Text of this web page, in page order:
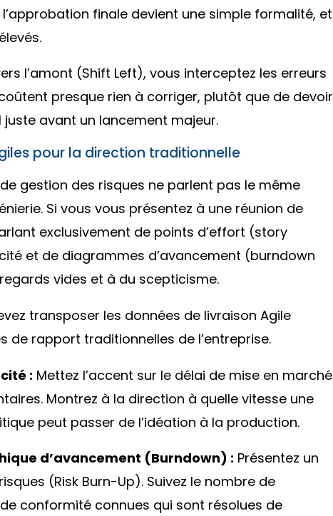
finale devient une simple formalité, et
l’amont (Shift Left), vous interceptez les erreurs
presque rien à corriger, plutôt que de devoir
avant un lancement majeur.
pour la direction traditionnelle
gestion des risques ne parlent pas le même
Si vous vous présentez à une réunion de
exclusivement de points d’effort (story
et de diagrammes d’avancement (burndown
vides et à du scepticisme.
transposer les données de livraison Agile
de rapport traditionnelles de l’entreprise.
: Mettez l’accent sur le délai de mise en marché
. Montrez à la direction à quelle vitesse une
peut passer de l’idéation à la production.
d’avancement (Burndown) : Présentez un
(Risk Burn-Up). Suivez le nombre de
conformité connues qui sont résolues de